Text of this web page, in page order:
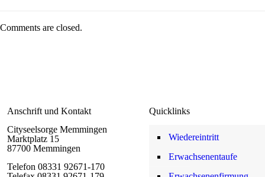
Comments are closed.
Anschrift und Kontakt
Cityseelsorge Memmingen
Marktplatz 15
87700 Memmingen
Telefon 08331 92671-170
Quicklinks
Wiedereintritt
Erwachsenentaufe